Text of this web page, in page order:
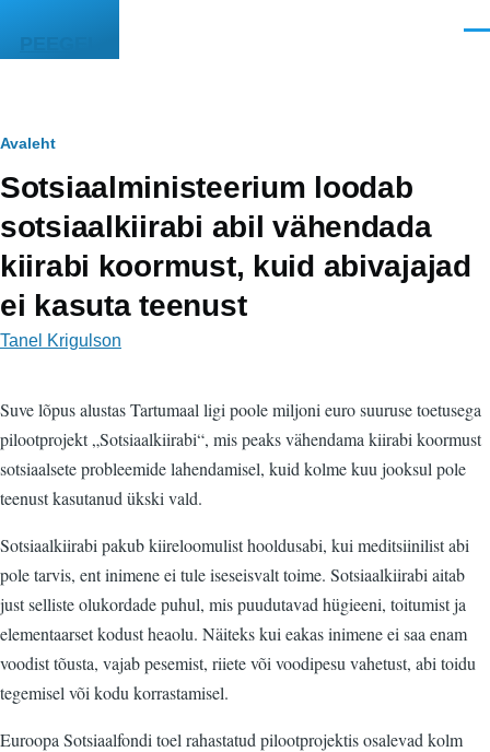
PEEGEL
Leivapuru
Avaleht
Sotsiaalministeerium loodab
sotsiaalkiirabi abil vähendada
kiirabi koormust, kuid abivajajad
ei kasuta teenust
Tanel Krigulson
Suve lõpus alustas Tartumaal ligi poole miljoni euro suuruse toetusega
pilootprojekt „Sotsiaalkiirabi“, mis peaks vähendama kiirabi koormust
sotsiaalsete probleemide lahendamisel, kuid kolme kuu jooksul pole
teenust kasutanud ükski vald.
Sotsiaalkiirabi pakub kiireloomulist hooldusabi, kui meditsiinilist abi
pole tarvis, ent inimene ei tule iseseisvalt toime. Sotsiaalkiirabi aitab
just selliste olukordade puhul, mis puudutavad hügieeni, toitumist ja
elementaarset kodust heaolu. Näiteks kui eakas inimene ei saa enam
voodist tõusta, vajab pesemist, riiete või voodipesu vahetust, abi toidu
tegemisel või kodu korrastamisel.
Euroopa Sotsiaalfondi toel rahastatud pilootprojektis osalevad kolm